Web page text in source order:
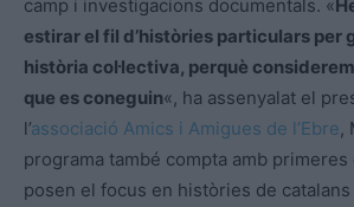
camp i investigacions documentals. «
estirar el fil d’històries particulars per
història col·lectiva, perquè
que es coneguin«, ha assenyalat el
l’associació Amics i Amigues de l’Ebre,
programa també compta amb primeres
posen el focus en històries de